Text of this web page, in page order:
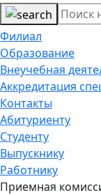
Филиал
Образование
Внеучебная
Аккредитация
Контакты
Абитуриенту
Студенту
Выпускнику
Работнику
Приемная